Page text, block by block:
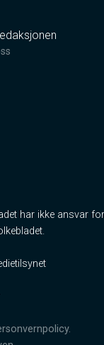
har ikke ansvar